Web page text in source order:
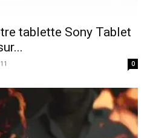
tablette Sony Tablet
0